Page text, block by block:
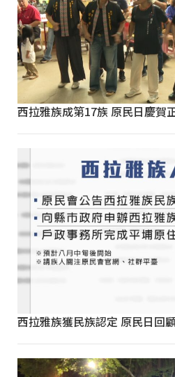
西拉雅族成第17族 原民日慶賀
西拉雅族獲民族認定 原民日回